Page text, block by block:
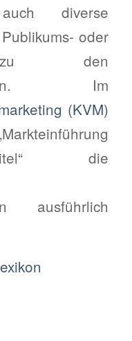
diverse
oder
zu den
Im
(KVM)
die
ausführlich